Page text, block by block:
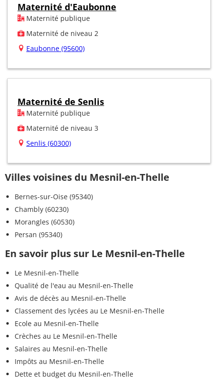
Maternité d'Eaubonne
Maternité publique
Maternité de niveau 2
Eaubonne (95600)
Maternité de Senlis
Maternité publique
Maternité de niveau 3
Senlis (60300)
Villes voisines du Mesnil-en-Thelle
Bernes-sur-Oise (95340)
Chambly (60230)
Morangles (60530)
Persan (95340)
En savoir plus sur Le Mesnil-en-Thelle
Le Mesnil-en-Thelle
Qualité de l'eau au Mesnil-en-Thelle
Avis de décès au Mesnil-en-Thelle
Classement des lycées au Le Mesnil-en-Thelle
Ecole au Mesnil-en-Thelle
Crèches au Le Mesnil-en-Thelle
Salaires au Mesnil-en-Thelle
Impôts au Mesnil-en-Thelle
Dette et budget du Mesnil-en-Thelle